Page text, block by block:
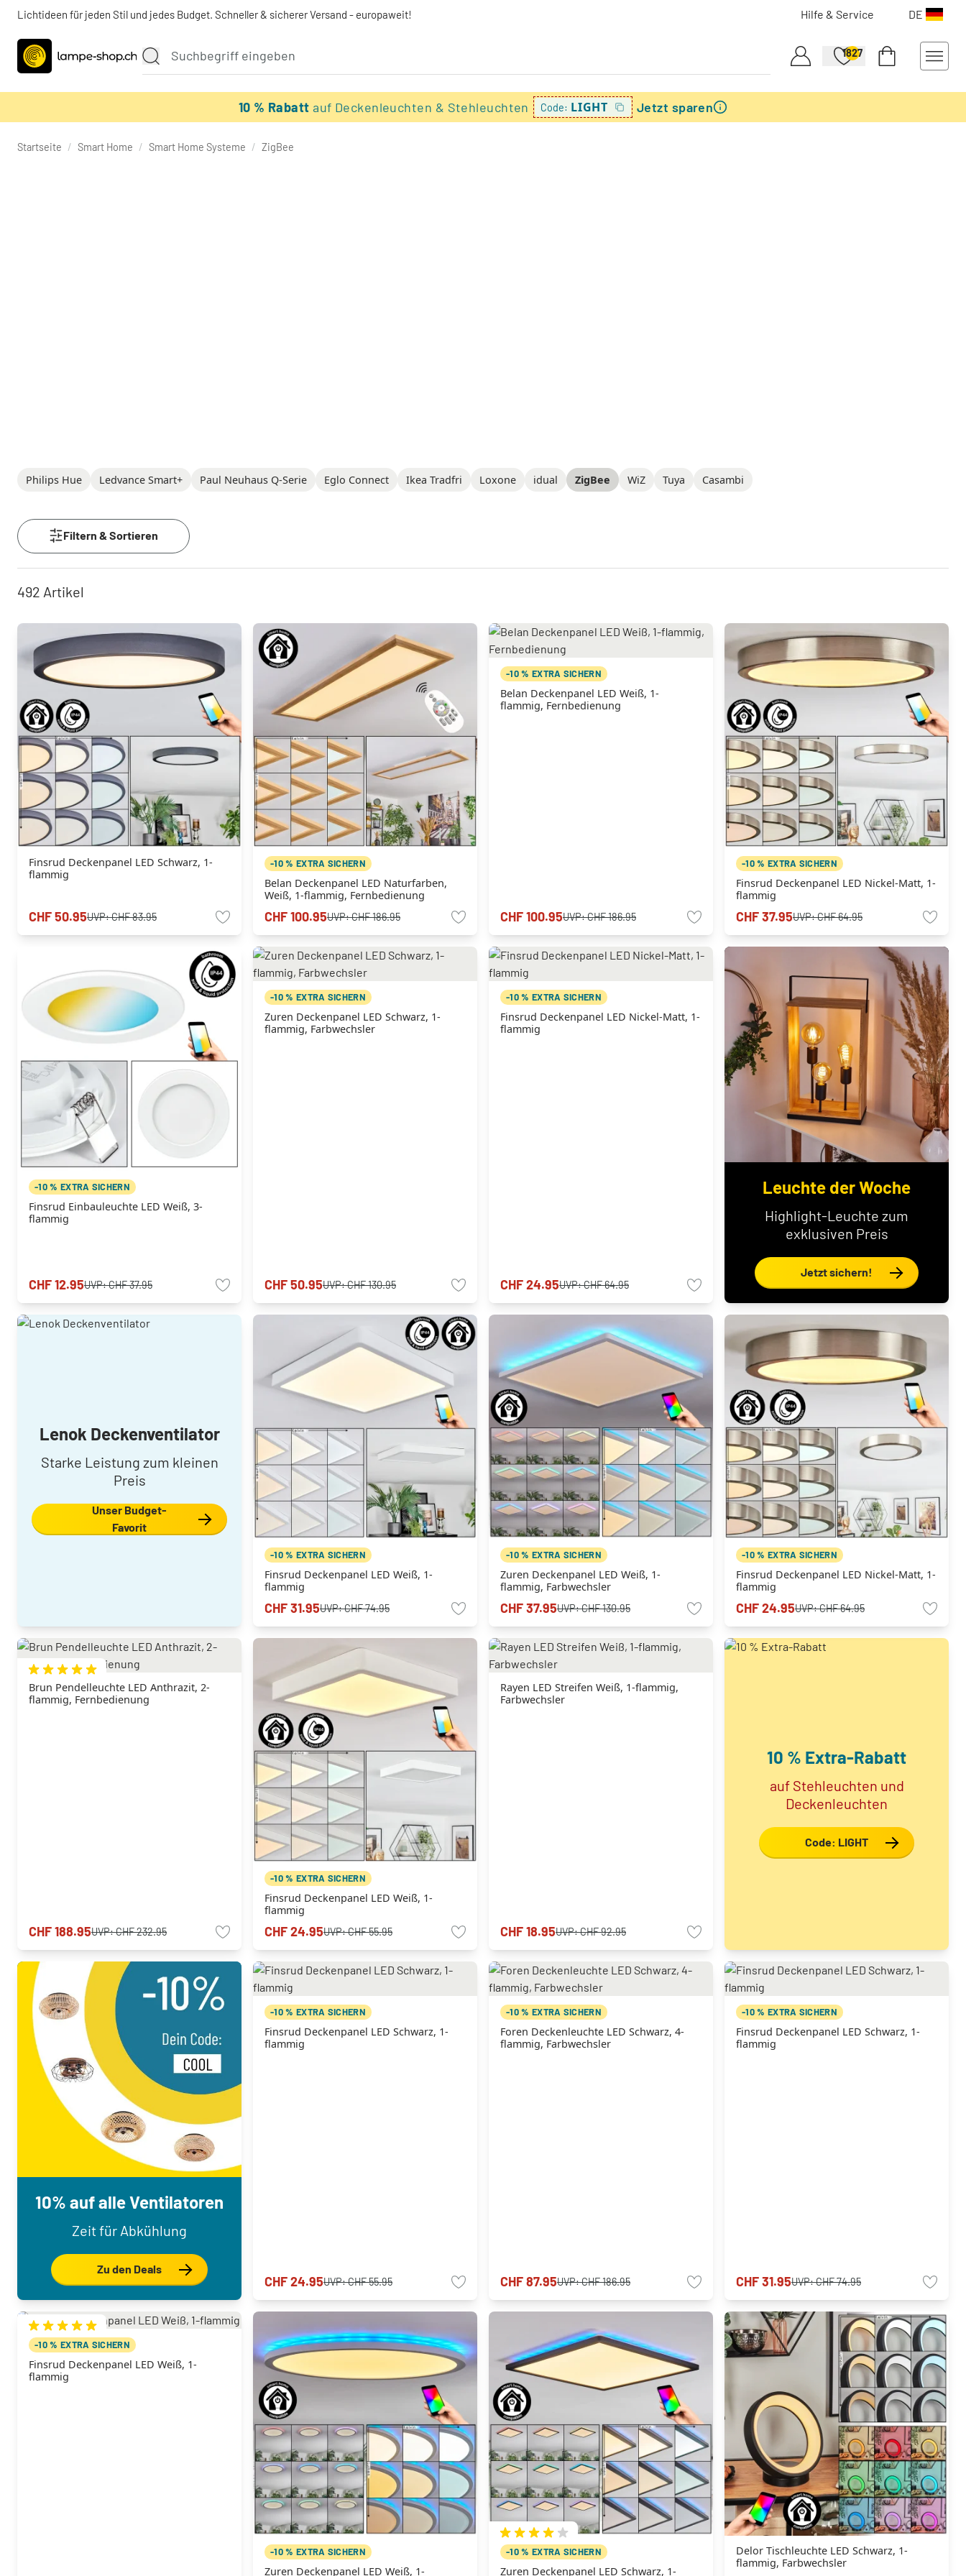
Lichtideen für jeden Stil und jedes Budget. Schneller & sicherer Versand - europaweit! Hilfe & Service DE
1827
10 % Rabattauf Deckenleuchten & Stehleuchten Code: LIGHT Jetzt sparen
Startseite / Smart Home / Smart Home Systeme / ZigBee
Philips Hue Ledvance Smart+ Paul Neuhaus Q-Serie Eglo Connect Ikea Tradfri Loxone idual ZigBee WiZ Tuya Casambi
Filtern & Sortieren
492 Artikel
Finsrud Deckenpanel LED Schwarz, 1-
flammig
CHF 50.95UVP:CHF 83.95
-10 % EXTRA SICHERN
Belan Deckenpanel LED Naturfarben,
Weiß, 1-flammig, Fernbedienung
CHF 100.95UVP:CHF 186.95
-10 % EXTRA SICHERN
Belan Deckenpanel LED Weiß, 1-
flammig, Fernbedienung
CHF 100.95UVP:CHF 186.95
-10 % EXTRA SICHERN
Finsrud Deckenpanel LED Nickel-Matt, 1-
flammig
CHF 37.95UVP:CHF 64.95
-10 % EXTRA SICHERN
Finsrud Einbauleuchte LED Weiß, 3-
flammig
CHF 12.95UVP:CHF 37.95
-10 % EXTRA SICHERN
Zuren Deckenpanel LED Schwarz, 1-
flammig, Farbwechsler
CHF 50.95UVP:CHF 130.95
-10 % EXTRA SICHERN
Finsrud Deckenpanel LED Nickel-Matt, 1-
flammig
CHF 24.95UVP:CHF 64.95
Leuchte der Woche
Highlight-Leuchte zum
exklusiven Preis
Jetzt sichern!
Lenok Deckenventilator
Starke Leistung zum kleinen
Preis
Unser Budget-
Favorit
-10 % EXTRA SICHERN
Finsrud Deckenpanel LED Weiß, 1-
flammig
CHF 31.95UVP:CHF 74.95
-10 % EXTRA SICHERN
Zuren Deckenpanel LED Weiß, 1-
flammig, Farbwechsler
CHF 37.95UVP:CHF 130.95
-10 % EXTRA SICHERN
Finsrud Deckenpanel LED Nickel-Matt, 1-
flammig
CHF 24.95UVP:CHF 64.95
Brun Pendelleuchte LED Anthrazit, 2-
flammig, Fernbedienung
CHF 188.95UVP:CHF 232.95
-10 % EXTRA SICHERN
Finsrud Deckenpanel LED Weiß, 1-
flammig
CHF 24.95UVP:CHF 55.95
Rayen LED Streifen Weiß, 1-flammig,
Farbwechsler
CHF 18.95UVP:CHF 92.95
10 % Extra-Rabatt
auf Stehleuchten und
Deckenleuchten
Code: LIGHT
10% auf alle Ventilatoren
Zeit für Abkühlung
Zu den Deals
-10 % EXTRA SICHERN
Finsrud Deckenpanel LED Schwarz, 1-
flammig
CHF 24.95UVP:CHF 55.95
-10 % EXTRA SICHERN
Foren Deckenleuchte LED Schwarz, 4-
flammig, Farbwechsler
CHF 87.95UVP:CHF 186.95
-10 % EXTRA SICHERN
Finsrud Deckenpanel LED Schwarz, 1-
flammig
CHF 31.95UVP:CHF 74.95
-10 % EXTRA SICHERN
Finsrud Deckenpanel LED Weiß, 1-
flammig
-10 % EXTRA SICHERN
Zuren Deckenpanel LED Weiß, 1-
-10 % EXTRA SICHERN
Zuren Deckenpanel LED Schwarz, 1-
Delor Tischleuchte LED Schwarz, 1-
flammig, Farbwechsler
ZigBee
Mit dem modernen Funkstandard ZigBee lassen sich Smart
Home Leuchten bequem steuern.